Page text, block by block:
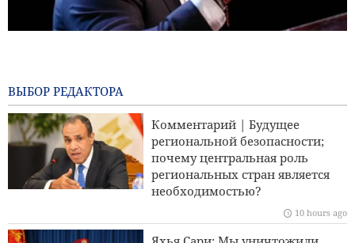
Авиаудары Саудовской Аравии по столице Йемена
Опрос Reuters: Американцы считают войну с Ираном
дестабилизирующим фактором
Сандерс: Коррумпированный Трамп втянул Америку в
катастрофическую войну
Ответ Галибафа Трампу: Эта показная дипломатия
провалилась
ВЫБОР РЕДАКТОРА
Комментарий | Будущее
региональной безопасности;
почему центральная роль
региональных стран является
необходимостью?
10 hours ago